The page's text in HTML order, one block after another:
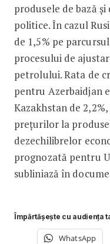
produsele de bază
politice. În cazul
de 1,5% pe
procesului de
petrolului. Rata de
pentru Azerbaidjan
Kazakhstan de
prețurilor la
dezechilibrelor
prognozată pentru
subliniază în
Împărtășește cu audiența
WhatsApp